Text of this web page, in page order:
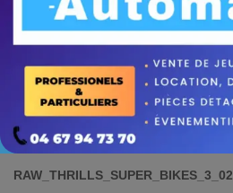
RAW_THRILLS_SUPER_BIKES_3_02